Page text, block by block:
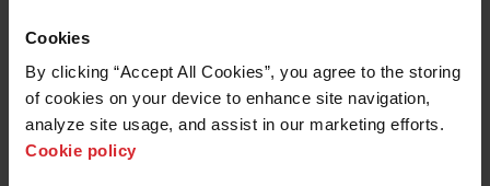
Cookies
By clicking “Accept All Cookies”, you agree to the storing
of cookies on your device to enhance site navigation,
analyze site usage, and assist in our marketing efforts.
Cookie policy